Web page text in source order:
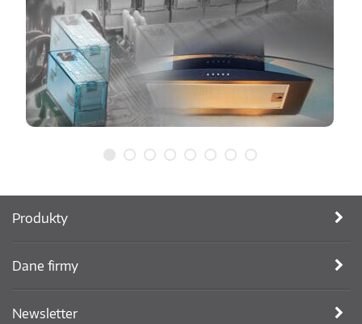
Produkty
Dane firmy
Newsletter